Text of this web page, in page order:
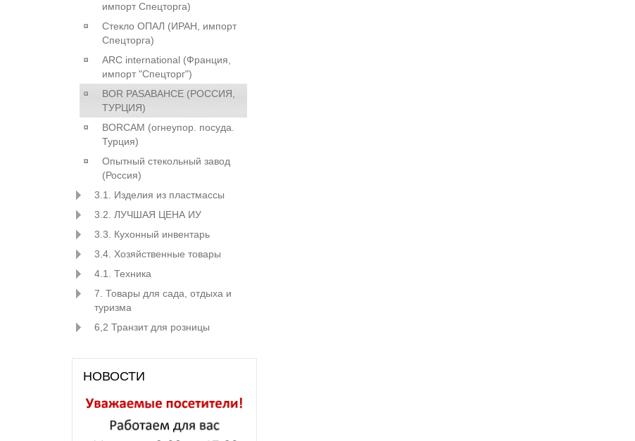
импорт Спецторга)
Стекло ОПАЛ (ИРАН, импорт
Спецторга)
ARC international (Франция,
импорт "Спецторг")
BOR PASABAHCE (РОСCИЯ,
ТУРЦИЯ)
BORCAM (огнеупор. посуда.
Турция)
Опытный стекольный завод
(Россия)
3.1. Изделия из пластмассы
3.2. ЛУЧШАЯ ЦЕНА ИУ
3.3. Кухонный инвентарь
3.4. Хозяйственные товары
4.1. Техника
7. Товары для сада, отдыха и
туризма
6,2 Транзит для розницы
НОВОСТИ